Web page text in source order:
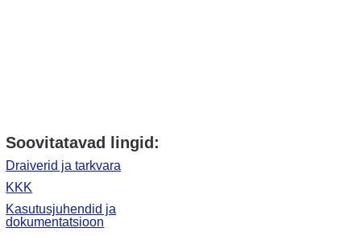
Soovitatavad lingid:
Draiverid ja tarkvara
KKK
Kasutusjuhendid ja
dokumentatsioon